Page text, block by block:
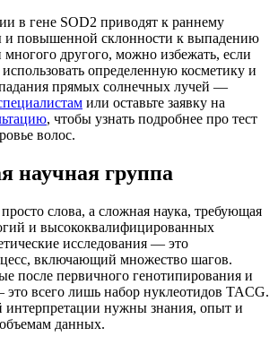
в гене SOD2 приводят к раннему
и повышенной склонности к выпадению
многого другого, можно избежать, если
определенную косметику и
прямых солнечных лучей —
или оставьте заявку на
, чтобы узнать подробнее про тест
волос.
научная группа
слова, а сложная наука, требующая
и высококвалифицированных
исследования — это
включающий множество шагов.
после первичного генотипирования и
всего лишь набор нуклеотидов TACG.
интерпретации нужны знания, опыт и
данных.